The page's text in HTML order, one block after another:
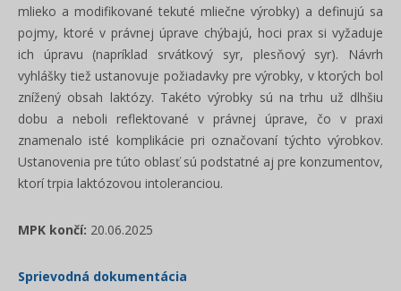
mlieko a modifikované tekuté mliečne výrobky) a definujú sa
pojmy, ktoré v právnej úprave chýbajú, hoci prax si vyžaduje
ich úpravu (napríklad srvátkový syr, plesňový syr). Návrh
vyhlášky tiež ustanovuje požiadavky pre výrobky, v ktorých bol
znížený obsah laktózy. Takéto výrobky sú na trhu už dlhšiu
dobu a neboli reflektované v právnej úprave, čo v praxi
znamenalo isté komplikácie pri označovaní týchto výrobkov.
Ustanovenia pre túto oblasť sú podstatné aj pre konzumentov,
ktorí trpia laktózovou intoleranciou.
MPK končí: 20.06.2025
Sprievodná dokumentácia